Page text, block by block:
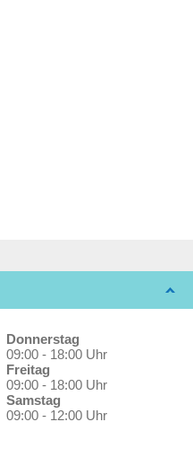
Donnerstag
09:00 - 18:00 Uhr
Freitag
09:00 - 18:00 Uhr
Samstag
09:00 - 12:00 Uhr